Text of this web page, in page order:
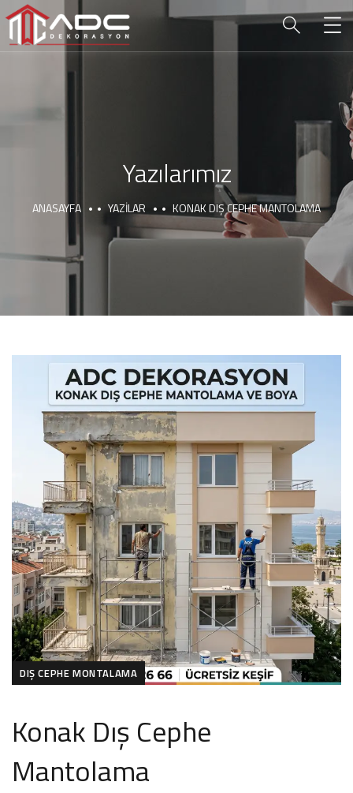
Yazılarımız
ANASAYFA YAZILAR KONAK DIŞ CEPHE MANTOLAMA
DIŞ CEPHE MONTALAMA
Konak Dış Cephe
Mantolama